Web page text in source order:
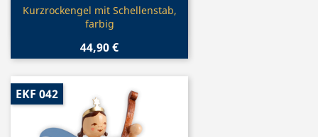
Vorschau
Kurzrockengel mit Schellenstab,
farbig
44,90 €
EKF 042